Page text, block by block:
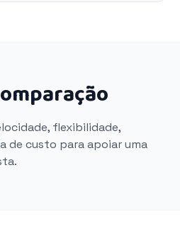
flexibilidade,
de custo para apoiar uma